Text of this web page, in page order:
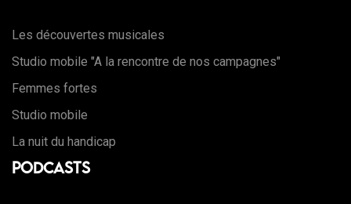
Les découvertes musicales
Studio mobile "A la rencontre de nos campagnes"
Femmes fortes
Studio mobile
La nuit du handicap
Podcasts